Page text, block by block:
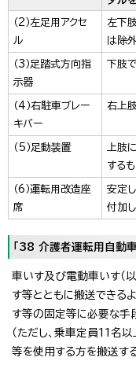
（2）左足用アクセ
ル
左下
は除外
（3）足踏式方向指
示器
下肢
（4）右駐車ブレー
キバー
右上
（5）足動装置
上肢
する
（6）運転用改造座
席
安定
付加
「38 介護者運転用自動車
車いす及び電動車いす（以
す等とともに搬送できる
す等の固定等に必要な手
（ただし、乗車定員11名
等を使用する方を搬送する